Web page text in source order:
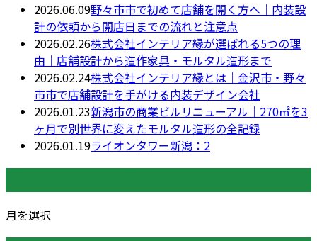
2026.06.09野々市市で初めて店舗を開く方へ｜内装設
計の依頼から開店日までの流れと注意点
2026.02.26株式会社インテリア縁が選ばれる5つの理
由｜店舗設計から造作家具・モルタル造形まで
2026.02.24株式会社インテリア縁とは｜金沢市・野々
市市で店舗設計を手がける内装デザイン会社
2026.01.23新潟市の商業ビルリニューアル｜270㎡を3
ヶ月で別世界に変えたモルタル造形の全記録
2026.01.19ライオンタワー新潟：2
月を選択